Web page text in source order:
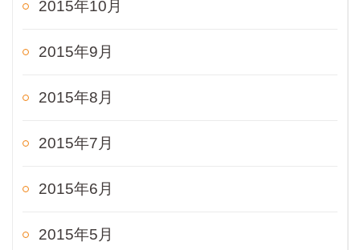
2015年10月
2015年9月
2015年8月
2015年7月
2015年6月
2015年5月